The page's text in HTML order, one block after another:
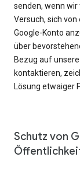
senden, wenn
Versuch, sich
Google-Konto
über
Bezug auf
kontaktieren,
Lösung etwaiger
Schutz von